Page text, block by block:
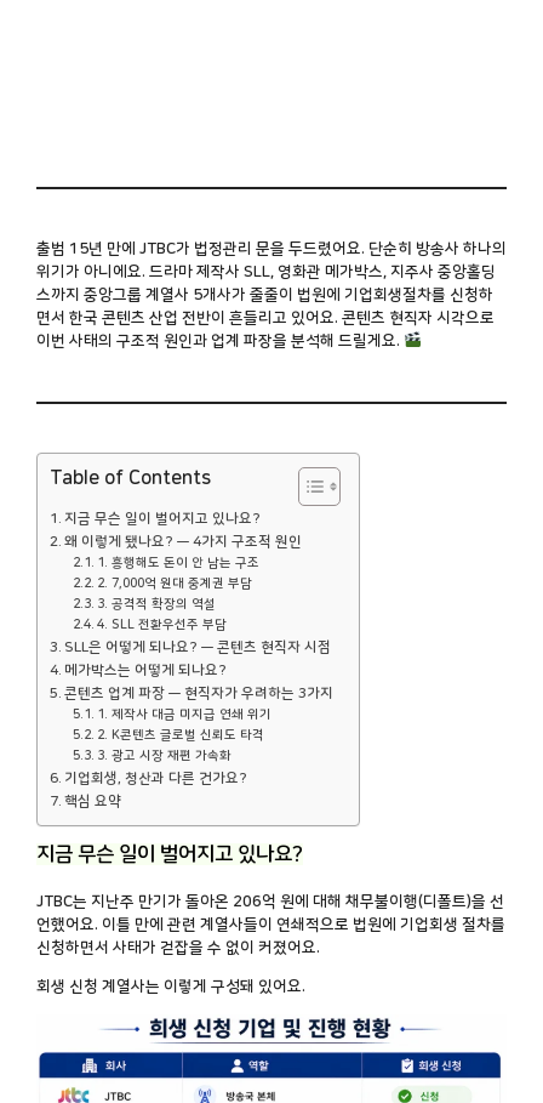
출범 15년 만에 JTBC가 법정관리 문을 두드렸어요. 단순히 방송사 하나의
위기가 아니에요. 드라마 제작사 SLL, 영화관 메가박스, 지주사 중앙홀딩
스까지 중앙그룹 계열사 5개사가 줄줄이 법원에 기업회생절차를 신청하
면서 한국 콘텐츠 산업 전반이 흔들리고 있어요. 콘텐츠 현직자 시각으로
이번 사태의 구조적 원인과 업계 파장을 분석해 드릴게요.
Table of Contents
지금 무슨 일이 벌어지고 있나요?
왜 이렇게 됐나요? — 4가지 구조적 원인
1. 흥행해도 돈이 안 남는 구조
2. 7,000억 원대 중계권 부담
3. 공격적 확장의 역설
4. SLL 전환우선주 부담
SLL은 어떻게 되나요? — 콘텐츠 현직자 시점
메가박스는 어떻게 되나요?
콘텐츠 업계 파장 — 현직자가 우려하는 3가지
1. 제작사 대금 미지급 연쇄 위기
2. K콘텐츠 글로벌 신뢰도 타격
3. 광고 시장 재편 가속화
기업회생, 청산과 다른 건가요?
핵심 요약
지금 무슨 일이 벌어지고 있나요?
JTBC는 지난주 만기가 돌아온 206억 원에 대해 채무불이행(디폴트)을 선
언했어요. 이틀 만에 관련 계열사들이 연쇄적으로 법원에 기업회생 절차를
신청하면서 사태가 걷잡을 수 없이 커졌어요.
회생 신청 계열사는 이렇게 구성돼 있어요.